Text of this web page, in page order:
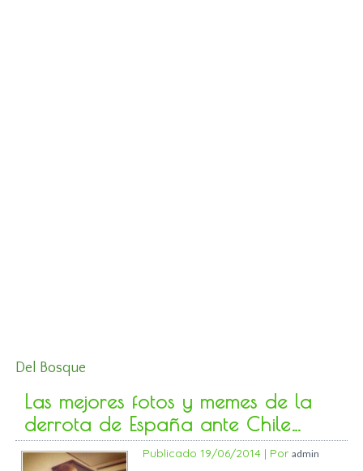
Del Bosque
Las mejores fotos y memes de la
derrota de España ante Chile…
Publicado 19/06/2014 | Por admin